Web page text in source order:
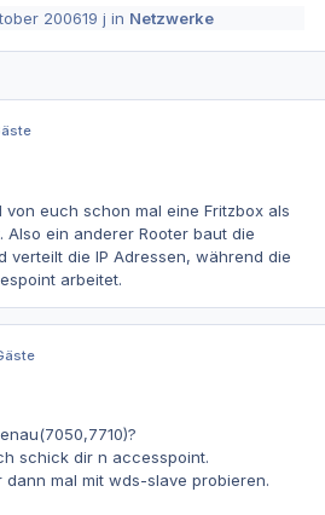
200619 j in Netzwerke
euch schon mal eine Fritzbox als
ein anderer Rooter baut die
verteilt die IP Adressen, während die
arbeitet.
schick dir n accesspoint.
mal mit wds-slave probieren.